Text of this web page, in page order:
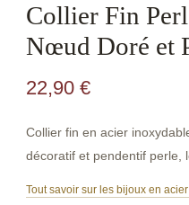
Collier Fin
Nœud Doré et
22,90 €
Collier fin en acier
décoratif et pendentif perle,
Tout savoir sur les bijoux en